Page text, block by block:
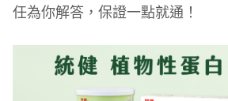
任為你解答，保證一點就通！